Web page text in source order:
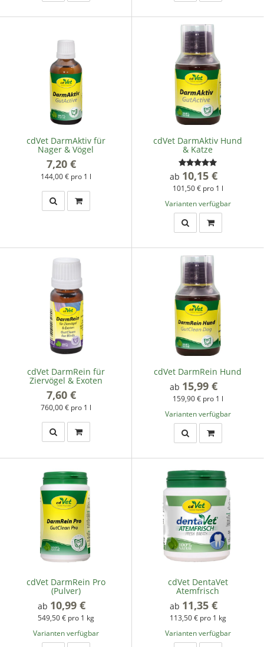
cdVet DarmAktiv für
Nager & Vögel
7,20 €
144,00 € pro 1 l
cdVet DarmAktiv Hund
& Katze
ab 10,15 €
101,50 € pro 1 l
Varianten verfügbar
cdVet DarmRein für
Ziervögel & Exoten
7,60 €
760,00 € pro 1 l
cdVet DarmRein Hund
ab 15,99 €
159,90 € pro 1 l
Varianten verfügbar
cdVet DarmRein Pro
(Pulver)
ab 10,99 €
549,50 € pro 1 kg
Varianten verfügbar
cdVet DentaVet
Atemfrisch
ab 11,35 €
113,50 € pro 1 kg
Varianten verfügbar